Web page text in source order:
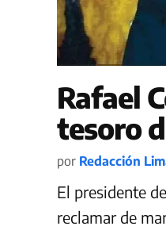
Rafael
tesoro
por Redacción
El presidente
reclamar de